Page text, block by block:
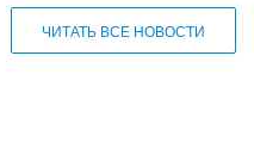
ЧИТАТЬ ВСЕ НОВОСТИ